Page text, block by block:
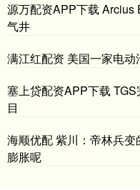
源万配资APP下载 Arcius
气井
满江红配资 美国一家电
塞上贷配资APP下载
目
海顺优配 紫川：帝林兵
膨胀呢